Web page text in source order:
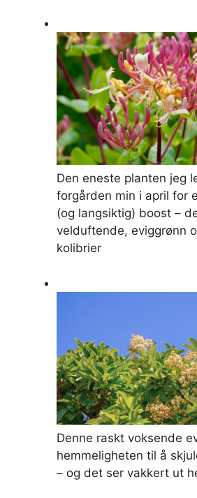
Den eneste planten jeg
forgården min i april for
(og langsiktig) boost –
velduftende, eviggrønn
kolibrier
Denne raskt voksende
hemmeligheten til å
– og det ser vakkert ut